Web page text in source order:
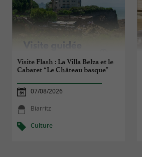
Visite Flash : La Villa Belza et le
Cabaret “Le Château basque"
07/08/2026
Biarritz
Culture